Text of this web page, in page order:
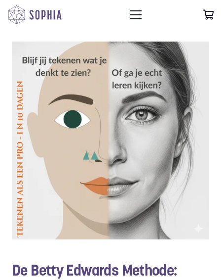
De Betty Edwards Methode: